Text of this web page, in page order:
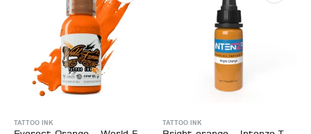
TATTOO INK
TATTOO INK